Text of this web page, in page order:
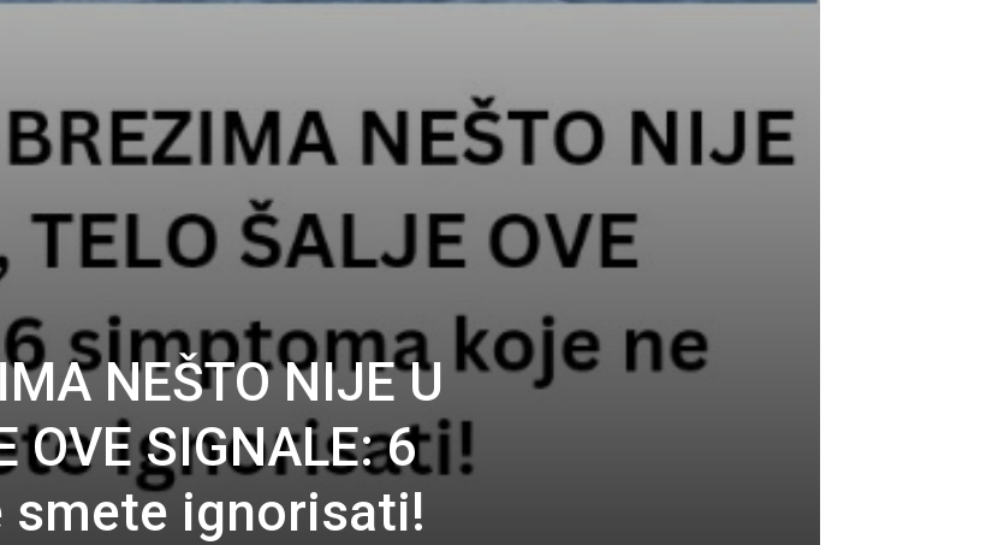
NEŠTO NIJE U
OVE SIGNALE: 6
ignorisati!